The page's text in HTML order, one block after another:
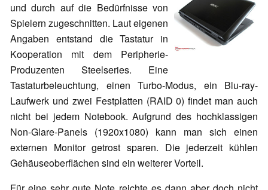
und durch auf die Bedürfnisse von
Spielern zugeschnitten. Laut eigenen
Angaben entstand die Tastatur in
Kooperation mit dem Peripherie-
Produzenten Steelseries. Eine
Tastaturbeleuchtung, einen Turbo-Modus, ein Blu-ray-
Laufwerk und zwei Festplatten (RAID 0) findet man auch
nicht bei jedem Notebook. Aufgrund des hochklassigen
Non-Glare-Panels (1920x1080) kann man sich einen
externen Monitor getrost sparen. Die jederzeit kühlen
Gehäuseoberflächen sind ein weiterer Vorteil.